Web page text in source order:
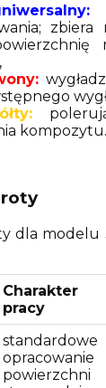
zbiera
kompozytu.
dla modelu
Charakter
pracy
standardowe
opracowanie
powierzchni